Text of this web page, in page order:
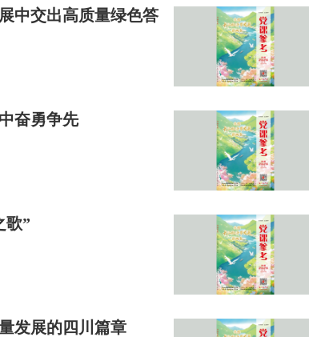
中交出高质量绿色答
奋勇争先
歌”
发展的四川篇章